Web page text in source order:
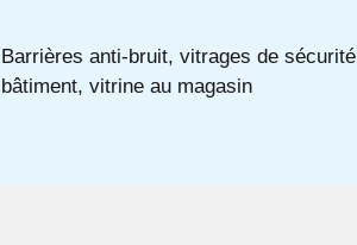
Barrières anti-bruit, vitrages de sécurité
bâtiment, vitrine au magasin